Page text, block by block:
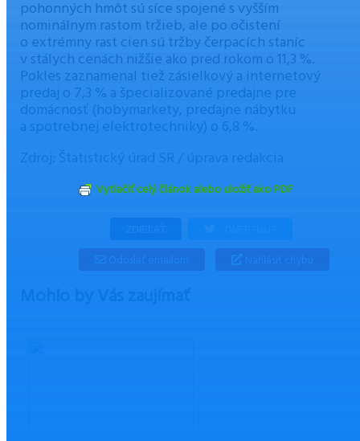
pohonných hmôt sú síce spojené s vyšším
nominálnym rastom tržieb, ale po očistení
o extrémny rast cien sú tržby čerpacích staníc
v stálych cenách nižšie ako pred rokom o 11,3 %.
Pokles zaznamenal tiež zásielkový a internetový
predaj o 7,3 % a špecializované predajne pre
domácnosť (hobymarkety, predajne nábytku
a spotrebnej elektrotechniky) o 6,8 %.
Zdroj: Štatistický úrad SR / úprava redakcia
Vytlačiť celý článok alebo uložiť ako PDF